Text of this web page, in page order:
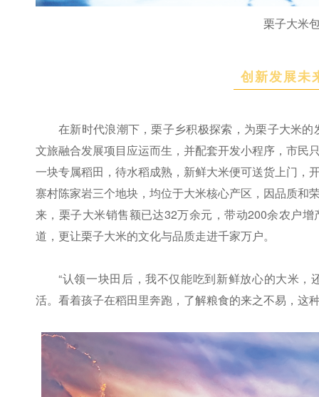
栗子大米
创新发展未
在新时代浪潮下，栗子乡积极探索，为栗子大米
文旅融合发展项目应运而生，并配套开发小程序，市民
一块专属稻田，待水稻成熟，新鲜大米便可送货上门，
寨村陈家岩三个地块，均位于大米核心产区，因品质和
来，栗子大米销售额已达32万余元，带动200余农户
道，更让栗子大米的文化与品质走进千家万户。
“认领一块田后，我不仅能吃到新鲜放心的大米
活。看着孩子在稻田里奔跑，了解粮食的来之不易，这